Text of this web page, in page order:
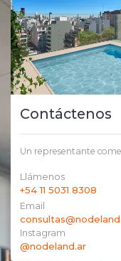
Contáctenos
Un representante
Llámenos
+54 11 5031 8308
Email
Instagram
@nodeland.ar